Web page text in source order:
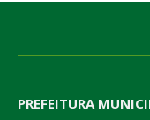
PREFEITURA